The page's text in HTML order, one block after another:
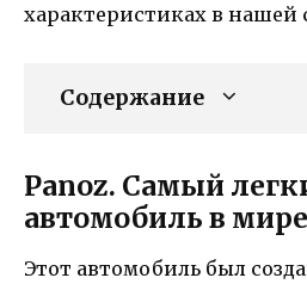
характеристиках в нашей
Содержание
Panoz. Самый
автомобиль в
Этот автомобиль был